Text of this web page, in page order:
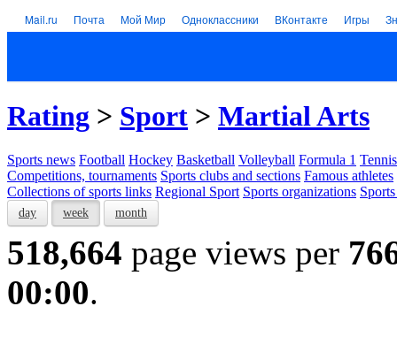
Mail.ru Почта Мой Мир Одноклассники ВКонтакте Игры
Rating > Sport > Martial Arts
Sports news Football Hockey Basketball Volleyball Formula 1 Tennis
Competitions, tournaments Sports clubs and sections Famous athletes
Collections of sports links Regional Sport Sports organizations
day week month
518,664 page views per
00:00.